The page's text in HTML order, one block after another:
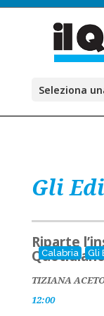
Seleziona
Gli
Calabria Gli
Riparte
TIZIANA
12:00